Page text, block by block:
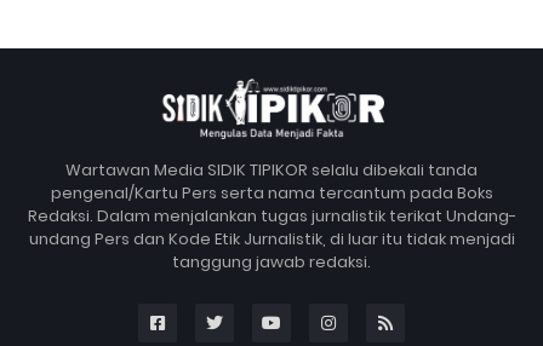
Wartawan Media SIDIK TIPIKOR selalu dibekali tanda
pengenal/Kartu Pers serta nama tercantum pada Boks
Redaksi. Dalam menjalankan tugas jurnalistik terikat Undang-
undang Pers dan Kode Etik Jurnalistik, di luar itu tidak menjadi
tanggung jawab redaksi.